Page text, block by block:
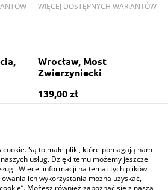
WIĘCEJ DOSTĘPNYCH WARIANTÓW
Wrocław, Most
Zwierzyniecki
139,00 zł
WIĘCEJ DOSTĘPNYCH WARIANTÓW
Są to małe pliki, które pomagają nam
usług. Dzięki temu możemy jeszcze
Więcej informacji na temat tych plików
ich wykorzystania można uzyskać,
Możesz również zapoznać się z naszą